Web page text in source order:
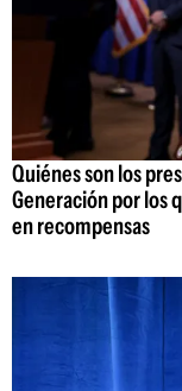
Quiénes son los
Generación por los
en recompensas